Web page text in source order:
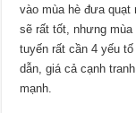
vào mùa hè đưa quạt
sẽ rất tốt, nhưng mùa
tuyến rất cần 4 yếu
dẫn, giá cả cạnh
mạnh.